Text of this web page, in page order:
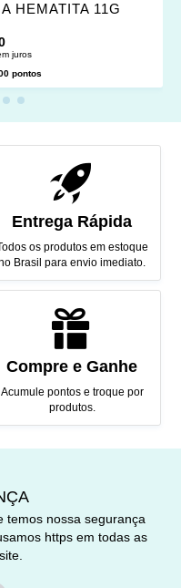
HEMATITA 11G
juros
pontos
Entrega Rápida
os produtos em estoque
Brasil para envio imediato.
Compre e Ganhe
Acumule pontos e troque por
produtos.
temos nossa segurança
https em todas as